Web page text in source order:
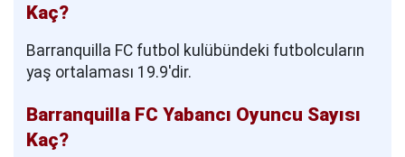
Kaç?
Barranquilla FC futbol kulübündeki futbolcuların
yaş ortalaması 19.9'dir.
Barranquilla FC Yabancı Oyuncu Sayısı
Kaç?